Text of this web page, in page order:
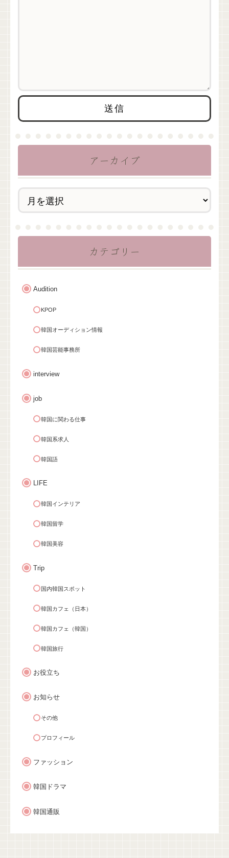
アーカイブ
カテゴリー
Audition
KPOP
韓国オーディション情報
韓国芸能事務所
interview
job
韓国に関わる仕事
韓国系求人
韓国語
LIFE
韓国インテリア
韓国留学
韓国美容
Trip
国内韓国スポット
韓国カフェ（日本）
韓国カフェ（韓国）
韓国旅行
お役立ち
お知らせ
その他
プロフィール
ファッション
韓国ドラマ
韓国通販